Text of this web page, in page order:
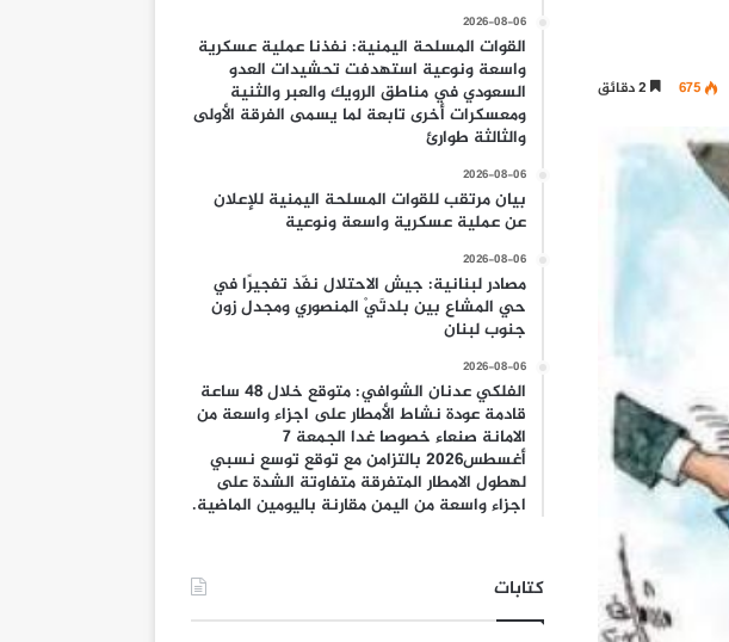
675 2 دقائق
2026-08-06
القوات المسلحة اليمنية: نفذنا عملية عسكرية
واسعة ونوعية استهدفت تحشيدات العدو
السعودي في مناطق الرويك والعبر والثنية
ومعسكرات أخرى تابعة لما يسمى الفرقة الأولى
والثالثة طوارئ
2026-08-06
بيان مرتقب للقوات المسلحة اليمنية للإعلان
عن عملية عسكرية واسعة ونوعية
2026-08-06
مصادر لبنانية: جيش الاحتلال نفّذ تفجيرًا في
حي المشاع بين بلدتَيْ المنصوري ومجدل زون
جنوب لبنان
2026-08-06
الفلكي عدنان الشوافي: متوقع خلال 48 ساعة
قادمة عودة نشاط الأمطار على اجزاء واسعة من
الامانة صنعاء خصوصا غدا الجمعة 7
أغسطس2026 بالتزامن مع توقع توسع نسبي
لهطول الامطار المتفرقة متفاوتة الشدة على
اجزاء واسعة من اليمن مقارنة باليومين الماضية.
كتابات